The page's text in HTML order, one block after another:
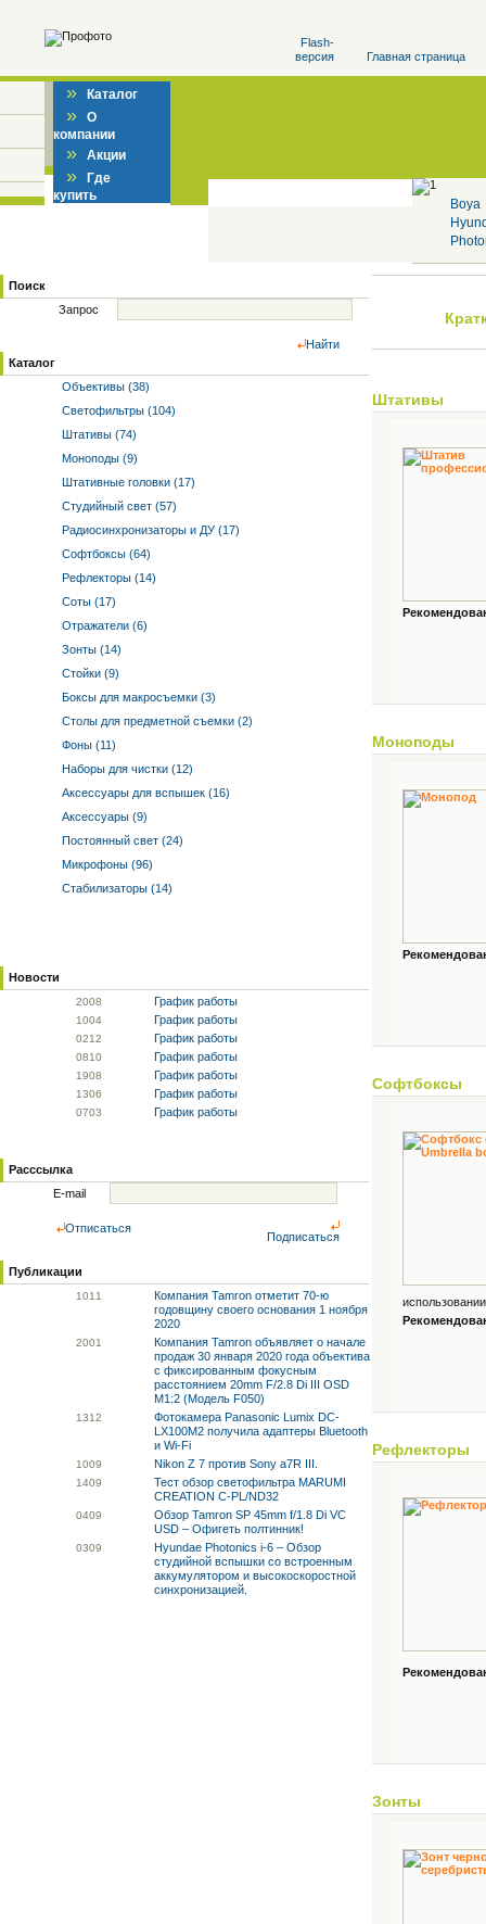
Flash-
версия
Главная страница
» Каталог
» О
компании
» Акции
» Где
купить
Boya
Поиск
Запрос
Найти
Каталог
Объективы (38)
Светофильтры (104)
Штативы (74)
Моноподы (9)
Штативные головки (17)
Студийный свет (57)
Радиосинхронизаторы и ДУ (17)
Софтбоксы (64)
Рефлекторы (14)
Соты (17)
Отражатели (6)
Зонты (14)
Стойки (9)
Боксы для макросъемки (3)
Столы для предметной съемки (2)
Фоны (11)
Наборы для чистки (12)
Аксессуары для вспышек (16)
Аксессуары (9)
Постоянный свет (24)
Микрофоны (96)
Стабилизаторы (14)
Новости
2008 График работы
1004 График работы
0212 График работы
0810 График работы
1908 График работы
1306 График работы
0703 График работы
Расссылка
E-mail
Отписаться
Подписаться
Публикации
1011
Компания Tamron отметит 70-ю
годовщину своего основания 1 ноября
2020
2001
Компания Tamron объявляет о начале
продаж 30 января 2020 года объектива
с фиксированным фокусным
расстоянием 20mm F/2.8 Di III OSD
M1:2 (Модель F050)
1312
Фотокамера Panasonic Lumix DC-
LX100M2 получила адаптеры Bluetooth
и Wi-Fi
1009 Nikon Z 7 против Sony a7R III.
1409
Тест обзор светофильтра MARUMI
CREATION C-PL/ND32
0409
Обзор Tamron SP 45mm f/1.8 Di VC
USD – Офигеть полтинник!
0309
Hyundae Photonics i-6 – Обзор
студийной вспышки со встроенным
аккумулятором и высокоскоростной
синхронизацией.
Штативы
Моноподы
Софтбоксы
Рефлекторы
Зонты